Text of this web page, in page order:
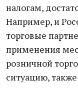
налогам,
Например, и
торговые
применения
розничной
ситуацию,